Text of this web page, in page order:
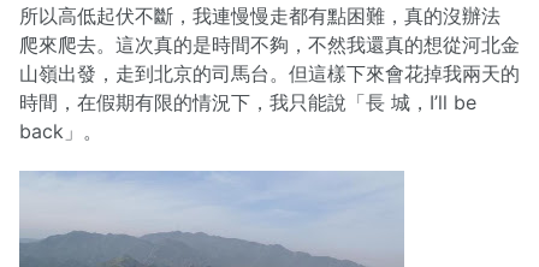
所以高低起伏不斷，我連慢慢走都有點困難，真的沒辦法
爬來爬去。這次真的是時間不夠，不然我還真的想從河北金
山嶺出發，走到北京的司馬台。但這樣下來會花掉我兩天的
時間，在假期有限的情況下，我只能說「長 城，I’ll be
back」。